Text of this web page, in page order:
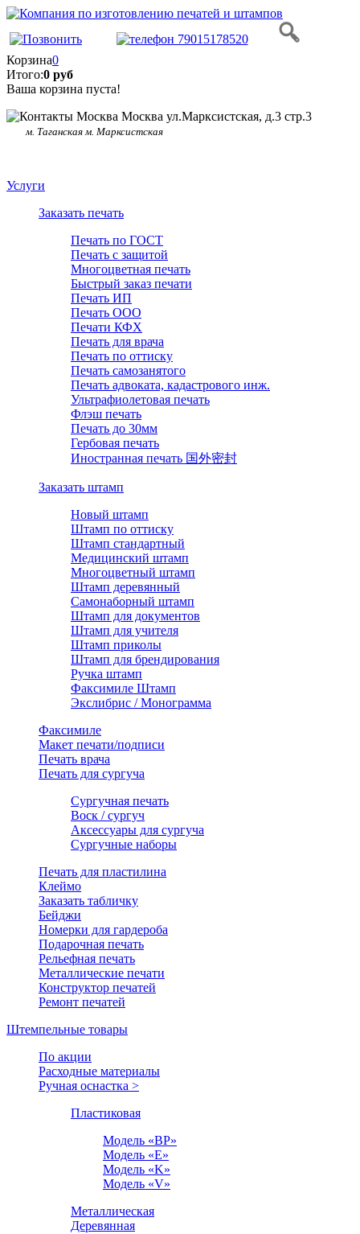
Корзина0
Итого:0 руб
Ваша корзина пуста!
Москва ул.Марксистская, д.3 стр.3
м. Таганская м. Марксистская
Услуги
Заказать печать
Печать по ГОСТ
Печать с защитой
Многоцветная печать
Быстрый заказ печати
Печать ИП
Печать ООО
Печати КФХ
Печать для врача
Печать по оттиску
Печать самозанятого
Печать адвоката, кадастрового инж.
Ультрафиолетовая печать
Флэш печать
Печать до 30мм
Гербовая печать
Иностранная печать 国外密封
Заказать штамп
Новый штамп
Штамп по оттиску
Штамп стандартный
Медицинский штамп
Многоцветный штамп
Штамп деревянный
Самонаборный штамп
Штамп для документов
Штамп для учителя
Штамп приколы
Штамп для брендирования
Ручка штамп
Факсимиле Штамп
Экслибрис / Монограмма
Факсимиле
Макет печати/подписи
Печать врача
Печать для сургуча
Сургучная печать
Воск / сургуч
Аксессуары для сургуча
Сургучные наборы
Печать для пластилина
Клеймо
Заказать табличку
Бейджи
Номерки для гардероба
Подарочная печать
Рельефная печать
Металлические печати
Конструктор печатей
Ремонт печатей
Штемпельные товары
По акции
Расходные материалы
Ручная оснастка >
Пластиковая
Модель «BP»
Модель «E»
Модель «K»
Модель «V»
Металлическая
Деревянная